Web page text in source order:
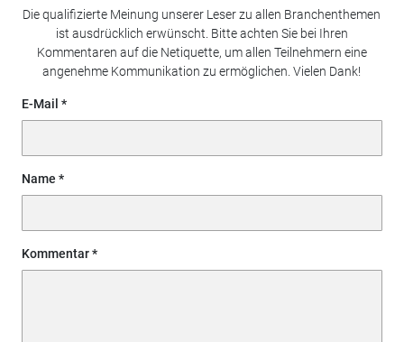
Die qualifizierte Meinung unserer Leser zu allen Branchenthemen
ist ausdrücklich erwünscht. Bitte achten Sie bei Ihren
Kommentaren auf die Netiquette, um allen Teilnehmern eine
angenehme Kommunikation zu ermöglichen. Vielen Dank!
E-Mail
Name
Kommentar